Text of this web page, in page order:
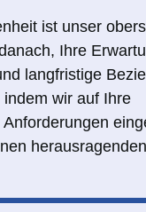
ist unser
Ihre
langfristige
wir auf Ihre